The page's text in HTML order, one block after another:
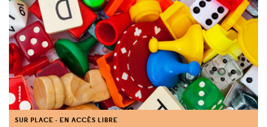
SUR PLACE - EN ACCÈS LIBRE